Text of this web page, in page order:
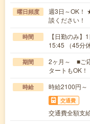
曜日頻度
週3日～OK！
談ください！
時間
【日勤のみ
15:45 （45分
期間
2ヶ月～ ■ご
タートもOK！
時給 時給2100円
交通費
交通費全額支